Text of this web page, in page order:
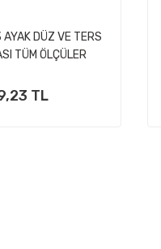
DÜZ VE TERS
TÜM ÖLÇÜLER
TL